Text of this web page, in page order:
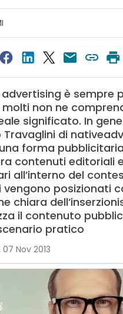
è sempre
molti non ne
significato. In
di
forma
contenuti editoriali
all’interno del
vengono posizionati
chiara
il contenuto
pratico
Nov 2013